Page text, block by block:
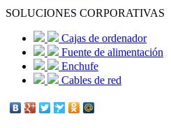
SOLUCIONES CORPORATIVAS
Cajas de ordenador
Fuente de alimentación
Enchufe
Cables de red